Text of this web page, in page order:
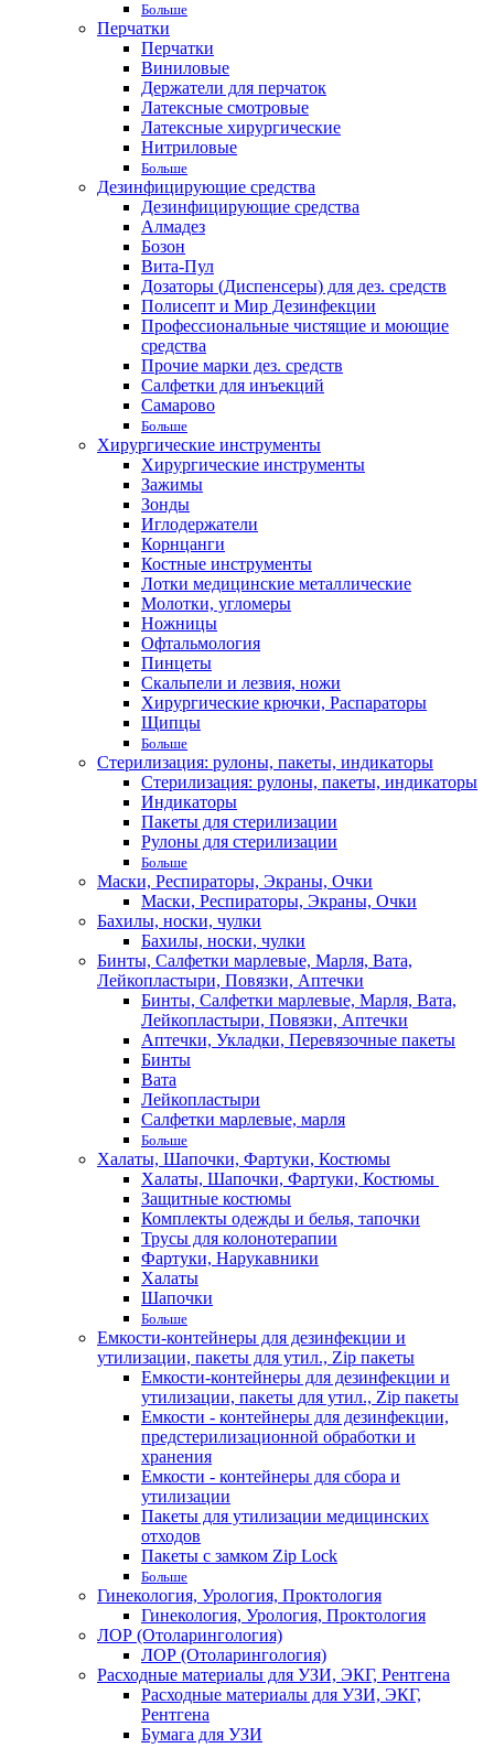
Больше
Перчатки
Перчатки
Виниловые
Держатели для перчаток
Латексные смотровые
Латексные хирургические
Нитриловые
Больше
Дезинфицирующие средства
Дезинфицирующие средства
Алмадез
Бозон
Вита-Пул
Дозаторы (Диспенсеры) для дез. средств
Полисепт и Мир Дезинфекции
Профессиональные чистящие и моющие
средства
Прочие марки дез. средств
Салфетки для инъекций
Самарово
Больше
Хирургические инструменты
Хирургические инструменты
Зажимы
Зонды
Иглодержатели
Корнцанги
Костные инструменты
Лотки медицинские металлические
Молотки, угломеры
Ножницы
Офтальмология
Пинцеты
Скальпели и лезвия, ножи
Хирургические крючки, Распараторы
Щипцы
Больше
Стерилизация: рулоны, пакеты, индикаторы
Стерилизация: рулоны, пакеты, индикаторы
Индикаторы
Пакеты для стерилизации
Рулоны для стерилизации
Больше
Маски, Респираторы, Экраны, Очки
Маски, Респираторы, Экраны, Очки
Бахилы, носки, чулки
Бахилы, носки, чулки
Бинты, Салфетки марлевые, Марля, Вата,
Лейкопластыри, Повязки, Аптечки
Бинты, Салфетки марлевые, Марля, Вата,
Лейкопластыри, Повязки, Аптечки
Аптечки, Укладки, Перевязочные пакеты
Бинты
Вата
Лейкопластыри
Салфетки марлевые, марля
Больше
Халаты, Шапочки, Фартуки, Костюмы
Халаты, Шапочки, Фартуки, Костюмы
Защитные костюмы
Комплекты одежды и белья, тапочки
Трусы для колонотерапии
Фартуки, Нарукавники
Халаты
Шапочки
Больше
Емкости-контейнеры для дезинфекции и
утилизации, пакеты для утил., Zip пакеты
Емкости-контейнеры для дезинфекции и
утилизации, пакеты для утил., Zip пакеты
Емкости - контейнеры для дезинфекции,
предстерилизационной обработки и
хранения
Емкости - контейнеры для сбора и
утилизации
Пакеты для утилизации медицинских
отходов
Пакеты с замком Zip Lock
Больше
Гинекология, Урология, Проктология
Гинекология, Урология, Проктология
ЛОР (Отоларингология)
ЛОР (Отоларингология)
Расходные материалы для УЗИ, ЭКГ, Рентгена
Расходные материалы для УЗИ, ЭКГ,
Рентгена
Бумага для УЗИ